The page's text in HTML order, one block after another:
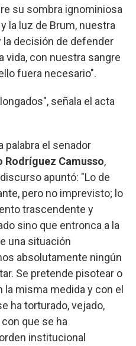
su sombra ignominiosa
la luz de Brum, nuestra
decisión de defender
vida, con nuestra sangre
fuera necesario".
señala el acta
palabra el senador
Rodríguez Camusso,
apuntó: "Lo de
pero no imprevisto; lo
trascendente y
sino que entronca a la
una situación
absolutamente ningún
Se pretende pisotear o
la misma medida y con el
ha torturado, vejado,
que se ha
institucional